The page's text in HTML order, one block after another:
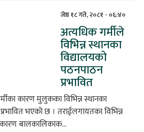
जेष्ठ १८ गते, २०८१ - ०६:४०
अत्यधिक गर्मीले
विभिन्न स्थानका
विद्यालयको
पठनपाठन
प्रभावित
कारण मुलुकका विभिन्न स्थानका
भएको छ । तराईलगायतका विभिन्न
बालकालिकाक...